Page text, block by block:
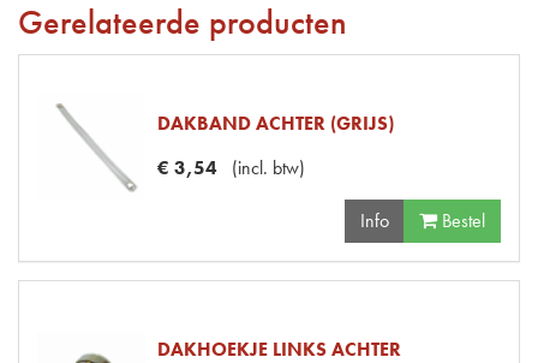
Gerelateerde producten
DAKBAND ACHTER (GRIJS)
€ 3,54 (incl. btw)
Info Bestel
DAKHOEKJE LINKS ACHTER